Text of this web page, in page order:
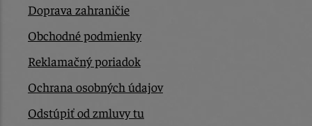
Doprava zahraničie
Obchodné podmienky
Reklamačný poriadok
Ochrana osobných údajov
Odstúpiť od zmluvy tu